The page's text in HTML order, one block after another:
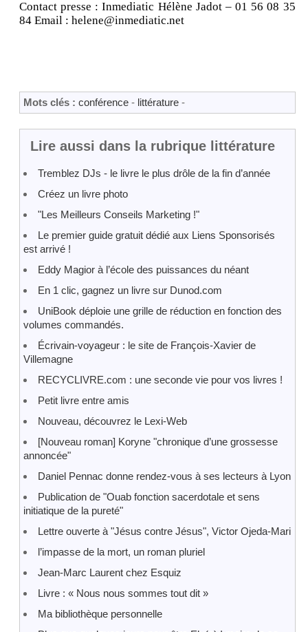
Contact presse : Inmediatic Hélène Jadot – 01 56 08 35
84 Email : helene@inmediatic.net
Mots clés : conférence - littérature -
Lire aussi dans la rubrique littérature
Tremblez DJs - le livre le plus drôle de la fin d’année
Créez un livre photo
"Les Meilleurs Conseils Marketing !"
Le premier guide gratuit dédié aux Liens Sponsorisés
est arrivé !
Eddy Magior à l’école des puissances du néant
En 1 clic, gagnez un livre sur Dunod.com
UniBook déploie une grille de réduction en fonction des
volumes commandés.
Écrivain-voyageur : le site de François-Xavier de
Villemagne
RECYCLIVRE.com : une seconde vie pour vos livres !
Petit livre entre amis
Nouveau, découvrez le Lexi-Web
[Nouveau roman] Koryne "chronique d’une grossesse
annoncée"
Daniel Pennac donne rendez-vous à ses lecteurs à Lyon
Publication de "Ouab fonction sacerdotale et sens
initiatique de la pureté"
Lettre ouverte à "Jésus contre Jésus", Victor Ojeda-Mari
l’impasse de la mort, un roman pluriel
Jean-Marc Laurent chez Esquiz
Livre : « Nous nous sommes tout dit »
Ma bibliothèque personnelle